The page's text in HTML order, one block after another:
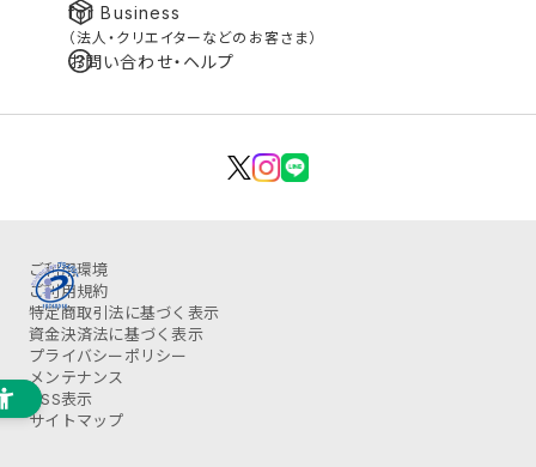
for Business
（法人・クリエイターなどのお客さま）
お問い合わせ・ヘルプ
ご利用環境
ご利用規約
特定商取引法に基づく表示
資金決済法に基づく表示
プライバシーポリシー
メンテナンス
OSS表示
サイトマップ